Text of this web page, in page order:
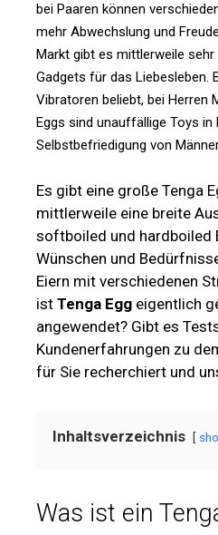
bei Paaren können
mehr Abwechslung und
Markt gibt es mittlerweile sehr
Gadgets für das Liebesleben.
Vibratoren beliebt, bei Herren
Eggs sind unauffällige Toys in
Selbstbefriedigung von
Es gibt eine große Tenga
mittlerweile eine breite
softboiled und hardboiled
Wünschen und
Eiern mit verschiedenen
ist Tenga Egg eigentlich
angewendet? Gibt es
Kundenerfahrungen zu
für Sie recherchiert und
Inhaltsverzeichnis
Was ist ein